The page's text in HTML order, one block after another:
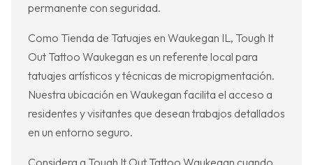
permanente con seguridad.
Como Tienda de Tatuajes en Waukegan IL, Tough It
Out Tattoo Waukegan es un referente local para
tatuajes artísticos y técnicas de micropigmentación.
Nuestra ubicación en Waukegan facilita el acceso a
residentes y visitantes que desean trabajos detallados
en un entorno seguro.